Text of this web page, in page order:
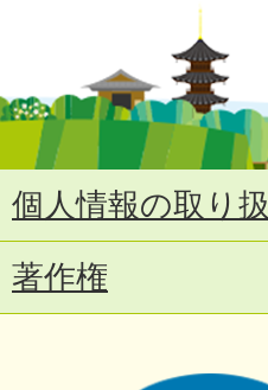
個人情報の取り
著作権